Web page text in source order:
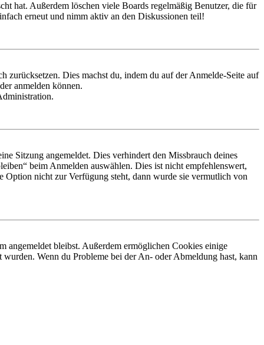
hat. Außerdem löschen viele Boards regelmäßig Benutzer, die für
erneut und nimm aktiv an den Diskussionen teil!
Dies machst du, indem du auf der Anmelde-Seite auf
anmelden können.
Sitzung angemeldet. Dies verhindert den Missbrauch deines
beim Anmelden auswählen. Dies ist nicht empfehlenswert,
Option nicht zur Verfügung steht, dann wurde sie vermutlich von
angemeldet bleibst. Außerdem ermöglichen Cookies einige
Wenn du Probleme bei der An- oder Abmeldung hast, kann